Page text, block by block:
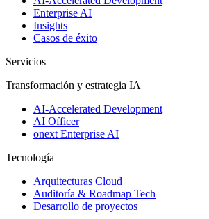
Enterprise AI
Insights
Casos de éxito
Servicios
Transformación y estrategia IA
AI-Accelerated Development
AI Officer
onext Enterprise AI
Tecnología
Arquitecturas Cloud
Auditoría & Roadmap Tech
Desarrollo de proyectos